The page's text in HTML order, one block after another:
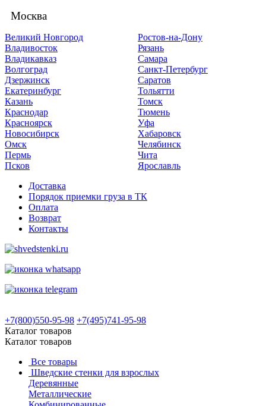
Москва
Великий Новгород
Владивосток
Владикавказ
Волгоград
Дзержинск
Екатеринбург
Казань
Краснодар
Красноярск
Новосибирск
Омск
Пермь
Псков
Ростов-на-Дону
Рязань
Самара
Санкт-Петербург
Саратов
Тольятти
Томск
Тюмень
Уфа
Хабаровск
Челябинск
Чита
Ярославль
Доставка
Порядок приемки груза в ТК
Оплата
Возврат
Контакты
+7(800)550-95-98 +7(495)741-95-98
Каталог товаров
Каталог товаров
Все товары
Шведские стенки для взрослых
Деревянные
Металлические